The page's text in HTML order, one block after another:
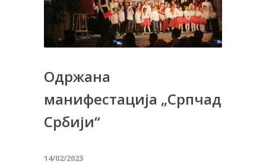
Одржана
манифестација „Српчад
Србији“
14/02/2023